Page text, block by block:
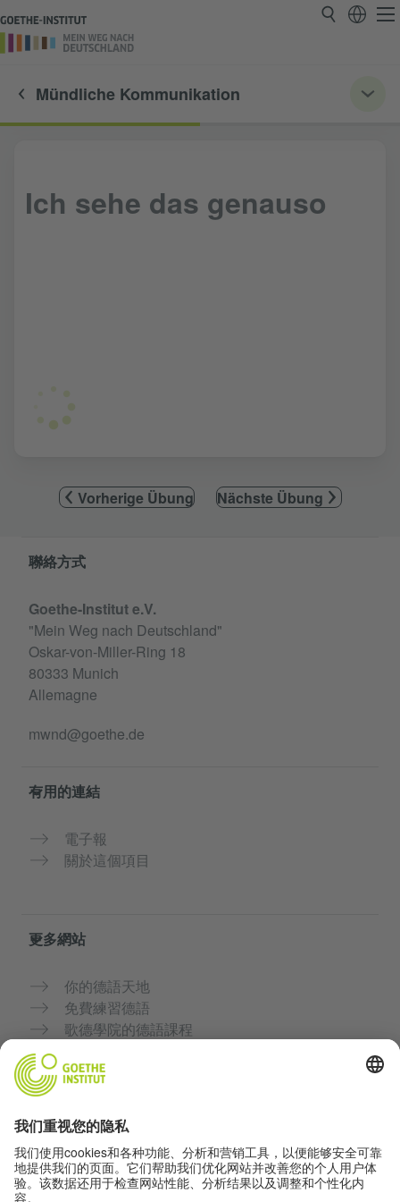
Mündliche Kommunikation
Ich sehe das genauso
Vorherige Übung Nächste Übung
Information and services
聯絡方式
Goethe-Institut e.V.
"Mein Weg nach Deutschland"
Oskar-von-Miller-Ring 18
80333 Munich
Allemagne
mwnd@goethe.de
有用的連結
電子報
關於這個項目
更多網站
你的德語天地
免費練習德語
歌德學院的德語課程
隱私與無障礙
隱私設定